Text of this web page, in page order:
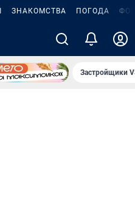
ЗНАКОМСТВА ПОГОДА
Застройщики